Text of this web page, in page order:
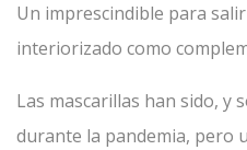
Un imprescindible para
interiorizado como
Las mascarillas han sido, y
durante la pandemia, pero